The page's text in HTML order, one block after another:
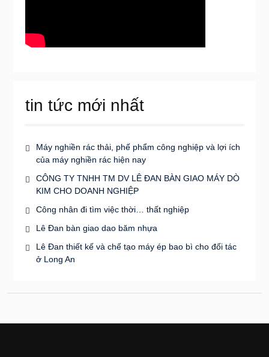
tin tức mới nhất
Máy nghiền rác thải, phế phẩm công nghiệp và lợi ích
của máy nghiền rác hiện nay
CÔNG TY TNHH TM DV LÊ ĐAN BÀN GIAO MÁY DÒ
KIM CHO DOANH NGHIỆP
Công nhân đi tìm việc thời… thất nghiệp
Lê Đan bàn giao dao băm nhựa
Lê Đan thiết kế và chế tạo máy ép bao bì cho đối tác
ở Long An